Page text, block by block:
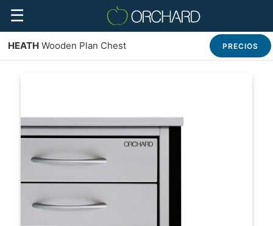
☰
HEATH Wooden Plan Chest PRECIOS